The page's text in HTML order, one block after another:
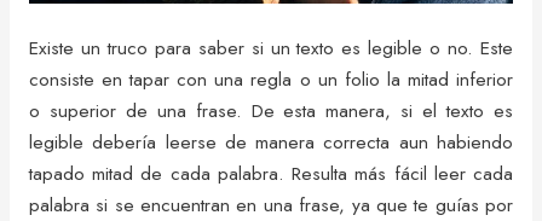
Existe un truco para saber si un texto es legible o no. Este
consiste en tapar con una regla o un folio la mitad inferior
o superior de una frase. De esta manera, si el texto es
legible debería leerse de manera correcta aun habiendo
tapado mitad de cada palabra. Resulta más fácil leer cada
palabra si se encuentran en una frase, ya que te guías por